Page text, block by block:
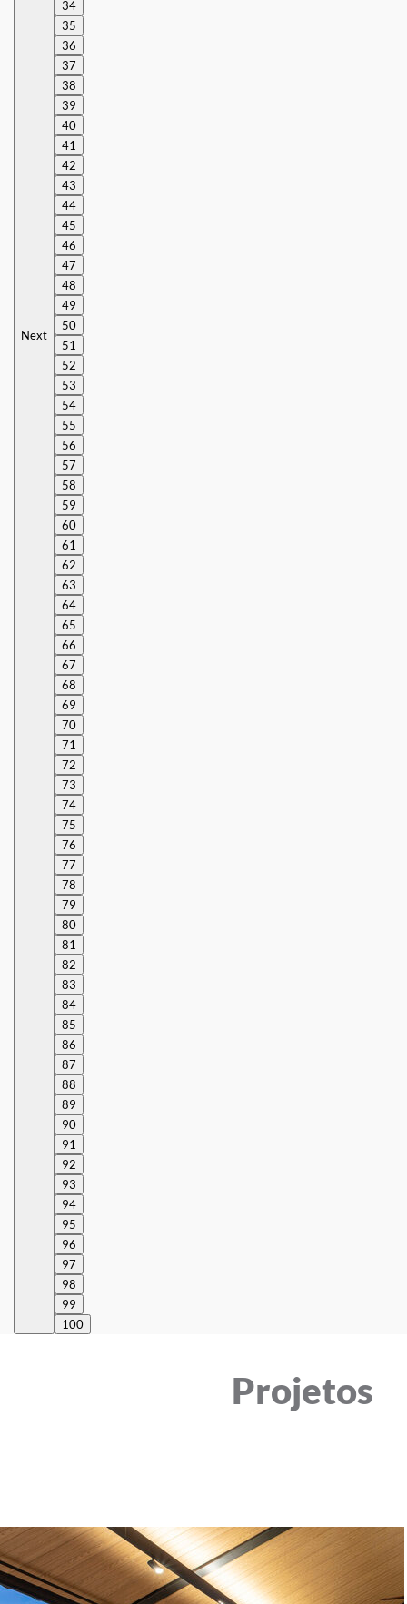
Next
34
35
36
37
38
39
40
41
42
43
44
45
46
47
48
49
50
51
52
53
54
55
56
57
58
59
60
61
62
63
64
65
66
67
68
69
70
71
72
73
74
75
76
77
78
79
80
81
82
83
84
85
86
87
88
89
90
91
92
93
94
95
96
97
98
99
100
Projetos